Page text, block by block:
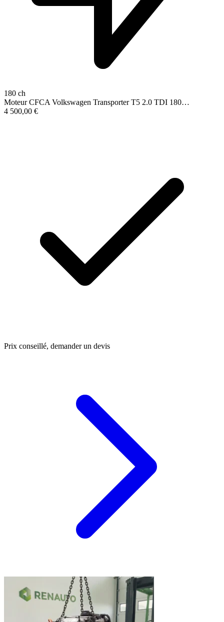
180 ch
Moteur CFCA Volkswagen Transporter T5 2.0 TDI 180…
4 500,00 €
Prix conseillé, demander un devis